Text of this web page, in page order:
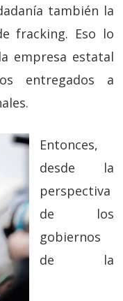
también la
fracking. Eso lo
empresa estatal
entregados a
Entonces,
desde la
perspectiva
de los
gobiernos
de la